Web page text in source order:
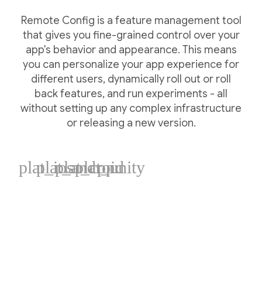
Remote Config is a feature management tool
that gives you fine-grained control over your
app's behavior and appearance. This means
you can personalize your app experience for
different users, dynamically roll out or roll
back features, and run experiments - all
without setting up any complex infrastructure
or releasing a new version.
plat_ios
plat_android
plat_cpp
plat_unity